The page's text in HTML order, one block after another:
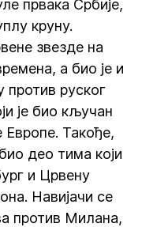
првака Србије,
круну.
звезде на
а био је и
руског
је био кључан
Европе. Такође,
део тима који
и Црвену
Навијачи се
против Милана,